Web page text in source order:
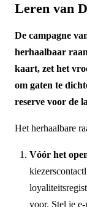
Leren van
De campagne
herhaalbaar
kaart, zet het
om gaten te
reserve voor de
Het herhaalbare
Vóór het
voor. Stel je